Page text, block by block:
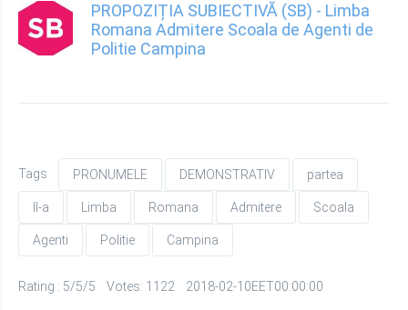
PROPOZIȚIA SUBIECTIVĂ (SB) - Limba
Romana Admitere Scoala de Agenti de
Politie Campina
Tags PRONUMELE DEMONSTRATIV partea
II-a Limba Romana Admitere Scoala
Agenti Politie Campina
Rating : 5/5/5 Votes: 1122 2018-02-10EET00:00:00